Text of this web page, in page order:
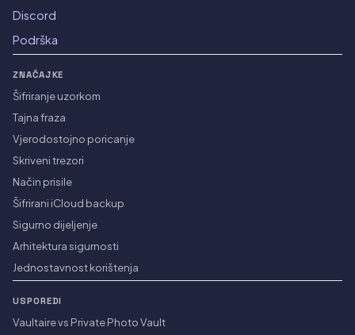
Discord
Podrška
ZNAČAJKE
Šifriranje uzorkom
Tajna fraza
Vjerodostojno poricanje
Skriveni trezori
Način prisile
Šifrirani iCloud backup
Sigurno dijeljenje
Arhitektura sigurnosti
Jednostavnost korištenja
USPOREDI
Vaultaire vs Private Photo Vault